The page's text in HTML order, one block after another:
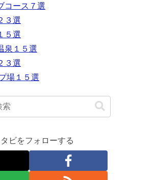
コース７選
３選
５選
泉１５選
３選
場１５選
ビをフォローする